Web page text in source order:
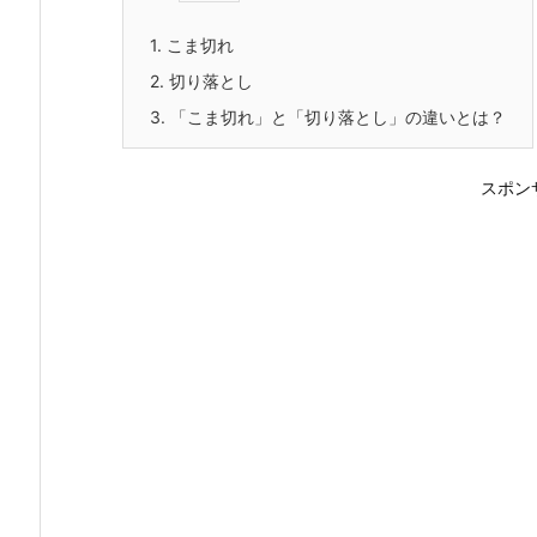
1. こま切れ
2. 切り落とし
3. 「こま切れ」と「切り落とし」の違いとは？
スポン